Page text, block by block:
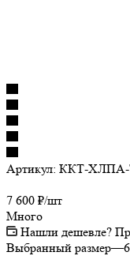
Артикул: ККТ-ХЛПА-
7 600 ₽/шт
Много
Нашли дешевле?
Выбранный размер—